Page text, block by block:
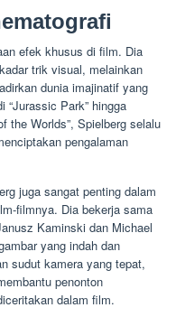
efek khusus di film. Dia
trik visual, melainkan
dunia imajinatif yang
Park” hingga
the Worlds”, Spielberg selalu
pengalaman
juga sangat penting dalam
filmnya. Dia bekerja sama
Kaminski dan Michael
yang indah dan
sudut kamera yang tepat,
penonton
dalam film.